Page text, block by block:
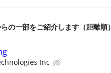
の一部をご紹介します（距離順）
Inc